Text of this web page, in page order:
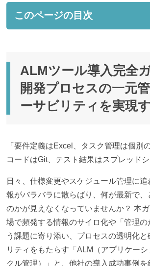
このページの目次
ALMツールとは？ 開発ライフサイク
る仕組みと必要性
ALM（アプリケーション・ライフサ
つの基本プロセス
導入時にチェック！ ALMツールを選ぶ
準
1. 既存の開発環境やCI/CDツールと
2. 要件定義からテスト結果までを
サビリティ機能」の充実度
3. 自社の開発手法（アジャイル・ウ
ル）への対応力
4. クラウド（SaaS）対応と高度な
ALMツール導入完全
開発プロセスの一元
ーサビリティを実現
「要件定義はExcel、タスク管理は個別
コードはGit、テスト結果はスプレッド
日々、仕様変更やスケジュール管理に
報がバラバラに散らばり、何が最新で、
のかが見えなくなっていませんか？ 本
場で頻発する情報のサイロ化や「管理
う課題に寄り添い、プロセスの透明化
リティをもたらす「ALM（アプリケー
クル管理）」と、他社の導入成功事例を